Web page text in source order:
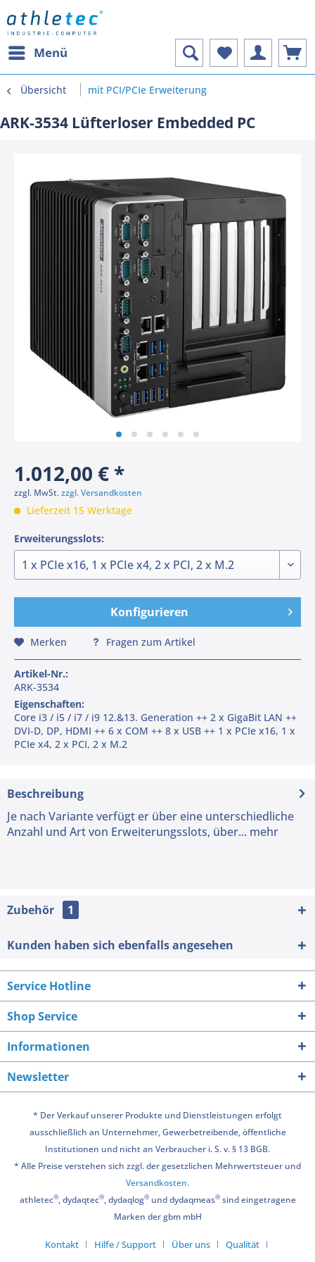
Menü
Übersicht mit PCI/PCIe Erweiterung
ARK-3534 Lüfterloser Embedded PC
1.012,00 € *
zzgl. MwSt.zzgl. Versandkosten
Lieferzeit 15 Werktage
Erweiterungsslots:
Konfigurieren
Merken Fragen zum Artikel
Artikel-Nr.:
ARK-3534
Eigenschaften:
Core i3 / i5 / i7 / i9 12.&13. Generation ++ 2 x GigaBit LAN ++
DVI-D, DP, HDMI ++ 6 x COM ++ 8 x USB ++ 1 x PCIe x16, 1 x
PCIe x4, 2 x PCI, 2 x M.2
Beschreibung
Je nach Variante verfügt er über eine unterschiedliche
Anzahl und Art von Erweiterungsslots, über... mehr
Zubehör 1
Kunden haben sich ebenfalls angesehen
Service Hotline
Shop Service
Informationen
Newsletter
* Der Verkauf unserer Produkte und Dienstleistungen erfolgt
ausschließlich an Unternehmer, Gewerbetreibende, öffentliche
Institutionen und nicht an Verbraucher i. S. v. § 13 BGB.
* Alle Preise verstehen sich zzgl. der gesetzlichen Mehrwertsteuer und
Versandkosten.
athletec®, dydaqtec®, dydaqlog®und dydaqmeas®sind eingetragene
Marken der gbm mbH
Kontakt Hilfe / Support Über uns
Qualität